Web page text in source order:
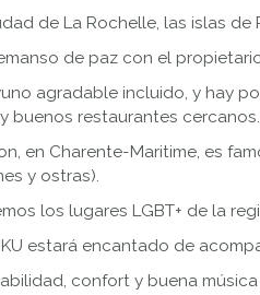
de La Rochelle, las islas de
de paz con el
agradable incluido, y hay
buenos restaurantes
en Charente-Maritime, es
y ostras).
los lugares LGBT+ de la
estará encantado de
confort y buena